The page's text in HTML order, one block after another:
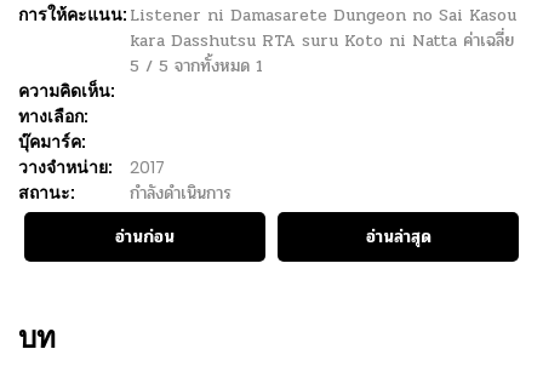
การให้คะแนน: Listener ni Damasarete Dungeon no Sai Kasou
kara Dasshutsu RTA suru Koto ni Natta ค่าเฉลี่ย
5 / 5 จากทั้งหมด 1
ความคิดเห็น:
ทางเลือก:
บุ๊คมาร์ค:
วางจำหน่าย:
2017
สถานะ:
กำลังดำเนินการ
อ่านก่อน
อ่านล่าสุด
บท